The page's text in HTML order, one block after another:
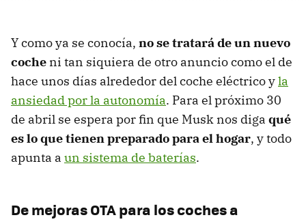
Y como ya se conocía, no se tratará de un nuevo
coche ni tan siquiera de otro anuncio como el de
hace unos días alrededor del coche eléctrico yla
ansiedad por la autonomía. Para el próximo 30
de abril se espera por fin que Musk nos diga qué
es lo que tienen preparado para el hogar, y todo
apunta a un sistema de baterías.
De mejoras OTA para los coches a